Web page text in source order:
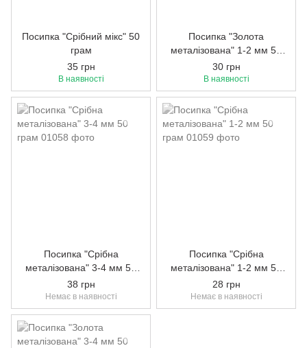
Посипка "Срібний мікс" 50
грам
35 грн
В наявності
Посипка "Золота
металізована" 1-2 мм 50
грам
30 грн
В наявності
Посипка "Срібна
металізована" 3-4 мм 50
грам
38 грн
Немає в наявності
Посипка "Срібна
металізована" 1-2 мм 50
грам
28 грн
Немає в наявності